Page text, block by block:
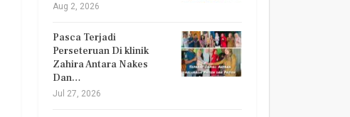
Aug 2, 2026
Pasca Terjadi
Perseteruan Di klinik
Zahira Antara Nakes
Dan…
Jul 27, 2026